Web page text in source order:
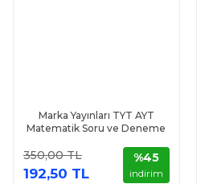
Marka Yayınları TYT AYT
Matematik Soru ve Deneme
350,00 TL
192,50 TL
%45
indirim